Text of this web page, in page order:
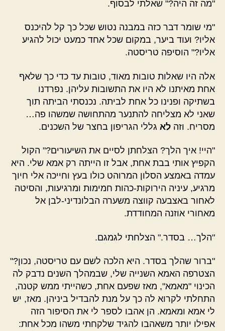
"מה זה היה?" שאלתי לבסוף.
"מי שומר דבר כזה במבנה נטוש שכל כך קל להיכנס
אליו? ועוד ביער, במקום שכל אחד כמעט יכול להגיע
אליו?" הוסיפה טריסטה.
אלה היו שאלות טובות מאוד, טובות עד כדי כך שלאף
אחת מאיתנו לא היו את התשובות עליהן. נפרדנו
בשתיקה ופנינו כל אחת לביתה. נכנסתי הביתה תוך
שאני לא מצליחה להתנער מהתחושה שמשהו פה…
מסריח. וזה לא גללי הגריפון בחצר של השכנים.
"היי! איך הלך? הצלחתן לסיים את השיעורים?" הקול
הקפיץ אותי בבת אחת, אבל זו הייתה רק אמא שלי. היא
עמדה באמצע הסלון המרוהט כולו בעץ וחייכה אלי חיוך
מרגיע, עיניה הירוקות-כהות חמימות ומרגיעות, והסיטה
לאחור באצבעה קווצה משערה הבלונדיני-לבן אל
מאחורי אוזנה המחודדת.
"הלך… בסדר." הצלחתי לגמגם.
"ברור שהלך בסדר. היא הלכה לשם עם טריסטה, נכון?"
הצטרפה האמא השנייה שלי, שבמהלך השנים נדבק לה
הכינוי "מאמא", מאז שפעם אחת, כשהייתי ממש קטנה,
התחלתי לקרוא לה כך על מנת להבדיל ביניהן. מאז, יש
לי אמא ומאמא. הן אהבו לספר לי את הסיפור הזה
אפילו יותר משאהבו להגיד שלקחתי משהו מכל אחת: